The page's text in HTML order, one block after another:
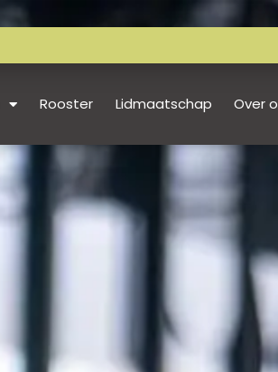
Rooster Lidmaatschap Over